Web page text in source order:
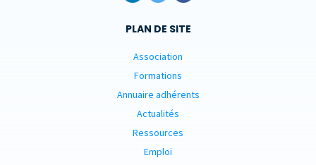
PLAN DE SITE
Association
Formations
Annuaire adhérents
Actualités
Ressources
Emploi